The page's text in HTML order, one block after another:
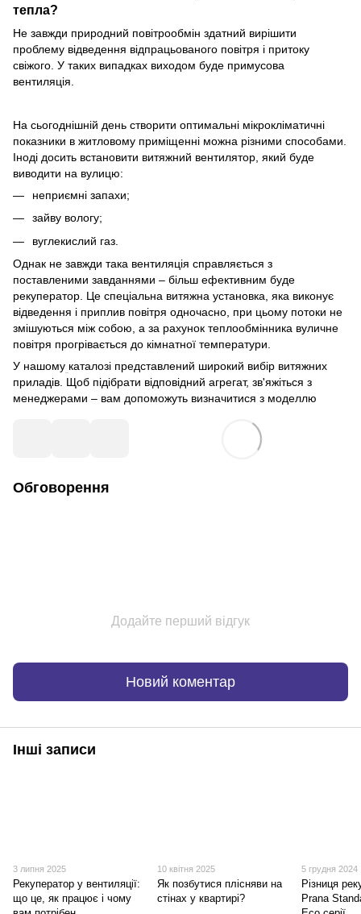
тепла?
Не завжди природний повітрообмін здатний вирішити
проблему відведення відпрацьованого повітря і притоку
свіжого. У таких випадках виходом буде примусова
вентиляція.
На сьогоднішній день створити оптимальні мікрокліматичні
показники в житловому приміщенні можна різними способами.
Іноді досить встановити витяжний вентилятор, який буде
виводити на вулицю:
неприємні запахи;
зайву вологу;
вуглекислий газ.
Однак не завжди така вентиляція справляється з
поставленими завданнями – більш ефективним буде
рекуператор. Це спеціальна витяжна установка, яка виконує
відведення і приплив повітря одночасно, при цьому потоки не
змішуються між собою, а за рахунок теплообмінника вуличне
повітря прогрівається до кімнатної температури.
У нашому каталозі представлений широкий вибір витяжних
приладів. Щоб підібрати відповідний агрегат, зв'яжіться з
менеджерами – вам допоможуть визначитися з моделлю
Обговорення
Додайте перший відгук
Новий коментар
Інші записи
3 липня 2025
Рекуператор у вентиляції:
що це, як працює і чому
10 квітня 2025
Як позбутися плісняви на
стінах у квартирі?
5 грудня 2024
Різниця
Prana